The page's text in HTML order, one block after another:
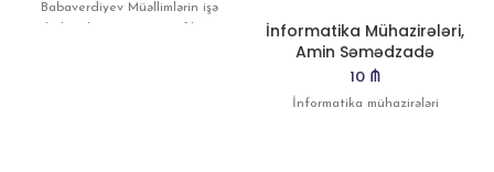
Babaverdiyev Müəllimlərin işə
İnformatika Mühazirələri,
Amin Səmədzadə
10 ₼
İnformatika mühazirələri